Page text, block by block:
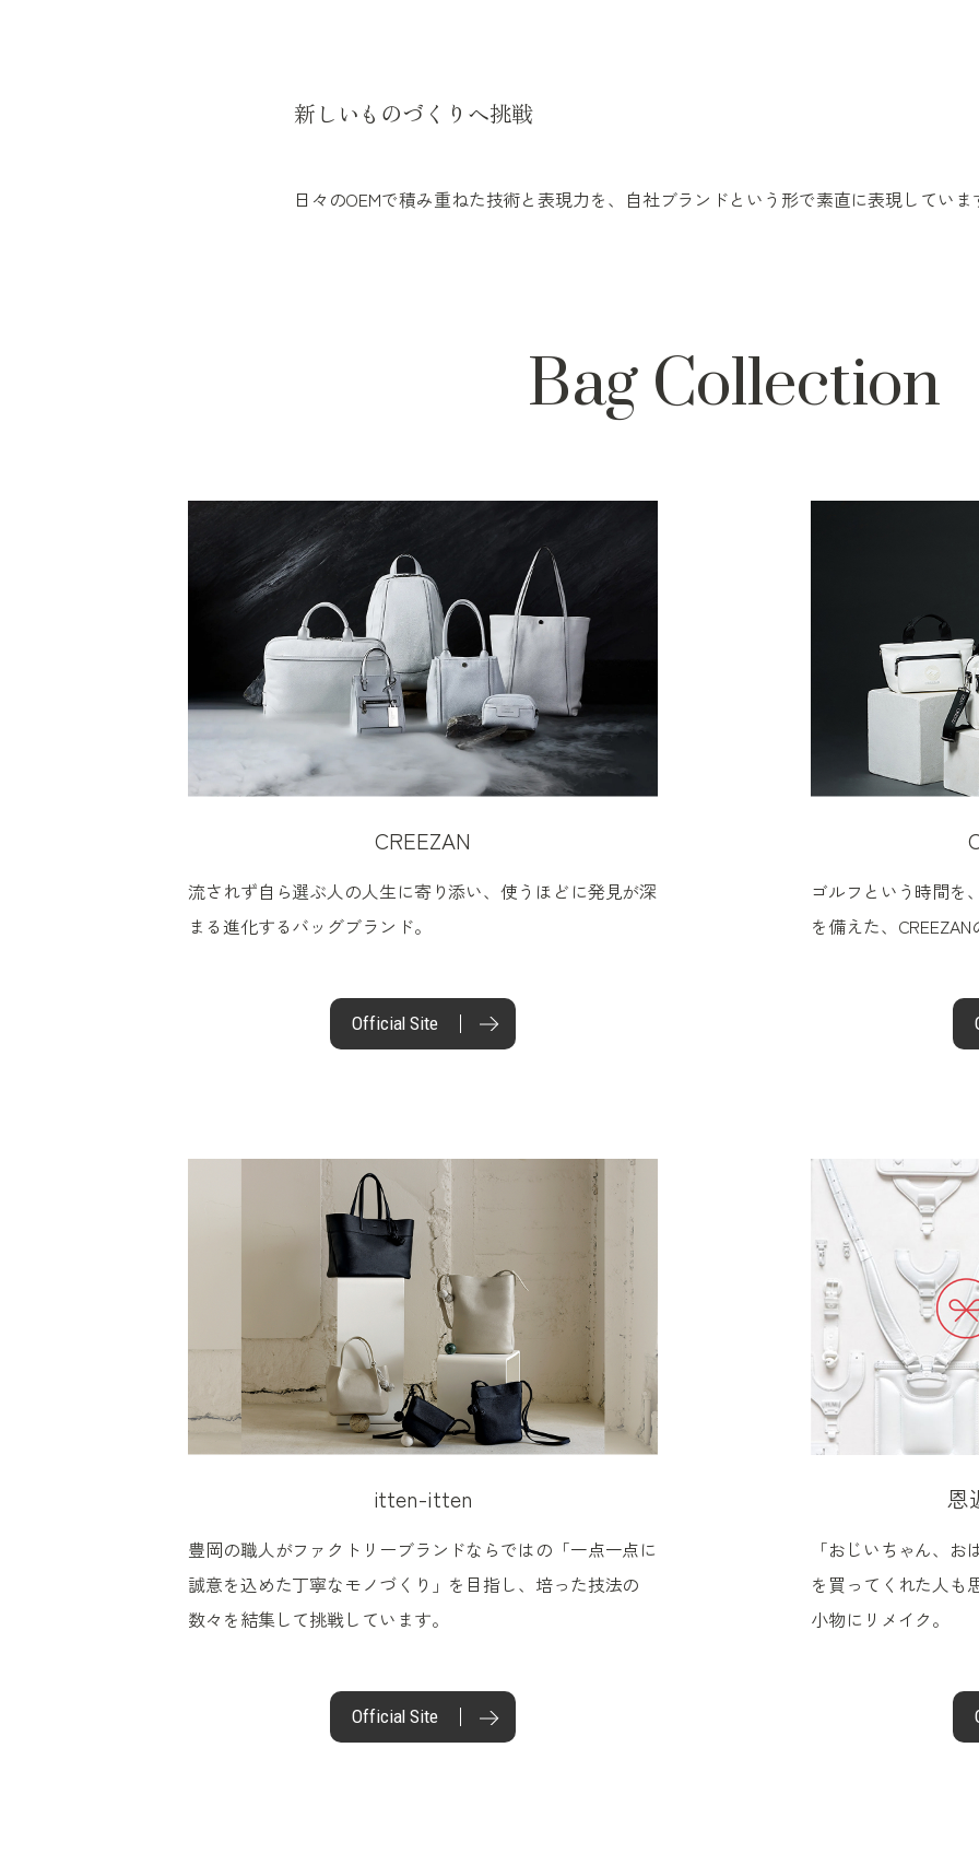
新しいものづくりへ挑戦
日々のOEMで積み重ねた技術と表現力を、自社ブランドという形で素直に表現していま
Bag Collection
CREEZAN
流されず自ら選ぶ人の人生に寄り添い、使うほどに発見が深
まる進化するバッグブランド。
Official Site
ゴルフという時間を
を備えた、
itten-itten
豊岡の職人がファクトリーブランドならではの「一点一点に
誠意を込めた丁寧なモノづくり」を目指し、培った技法の
数々を結集して挑戦しています。
Official Site
恩
「おじいちゃん、
を買ってくれた人も
小物にリメイク。